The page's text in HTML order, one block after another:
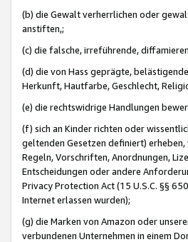
(b) die Gewalt verherrlichen oder
anstiften,;
(c) die falsche, irreführende,
(d) die von Hass geprägte,
Herkunft, Hautfarbe, Geschlecht,
(e) die rechtswidrige Handlungen
(f) sich an Kinder richten oder
geltenden Gesetzen definiert)
Regeln, Vorschriften, Anordnungen,
Entscheidungen oder andere
Privacy Protection Act (15 U.S.C. §§
Internet erlassen wurden);
(g) die Marken von Amazon oder
verbundenen Unternehmen in einem